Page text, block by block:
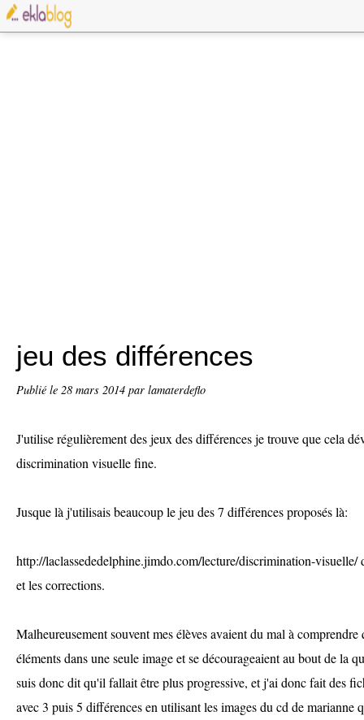
jeu des différences
Publié le 28 mars 2014 par lamaterdeflo
J'utilise régulièrement des jeux des différences je trouve que cela
discrimination visuelle fine.
Jusque là j'utilisais beaucoup le jeu des 7 différences proposés là:
http://laclassededelphine.jimdo.com/lecture/discrimination-visuelle/
et les corrections.
Malheureusement souvent mes élèves avaient du mal à
éléments dans une seule image et se décourageaient au bout de la
suis donc dit qu'il fallait être plus progressive, et j'ai donc fait des
avec 3 puis 5 différences en utilisant les images du cd de marianne